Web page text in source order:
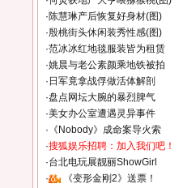
·陈慧琳产后恢复好身材(图)
·殷桃街头休闲装秀性感(图)
·范冰冰红地毯服装皆为租赁
·姚晨与老公素颜乘地铁被拍
· 日军竟拿战俘做活体解剖
·盘点网坛大腕的暴烈脾气
·美女办公室遭遇灵异事件
· 《Nobody》成命案导火索
·搜狐娱乐招聘：加入我们吧！
·台北电玩展靓丽ShowGirl
·
《变形金刚2》送票！